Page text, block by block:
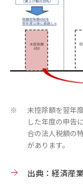
※
未控除額を翌年
した年度の申告
合の法人税額の
があります。
出典：経済産